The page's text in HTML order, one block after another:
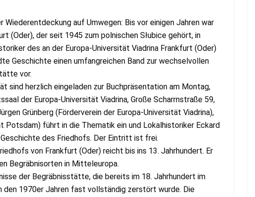
Wiederentdeckung auf Umwegen: Bis vor einigen Jahren war
(Oder), der seit 1945 zum polnischen Słubice gehört, in
des an der Europa-Universität Viadrina Frankfurt (Oder)
Geschichte einen umfangreichen Band zur wechselvollen
vor.
sind herzlich eingeladen zur Buchpräsentation am Montag,
der Europa-Universität Viadrina, Große Scharrnstraße 59,
Grünberg (Förderverein der Europa-Universität Viadrina),
Potsdam) führt in die Thematik ein und Lokalhistoriker Eckard
des Friedhofs. Der Eintritt ist frei.
von Frankfurt (Oder) reicht bis ins 13. Jahrhundert. Er
Begräbnisorten in Mitteleuropa.
der Begräbnisstätte, die bereits im 18. Jahrhundert im
den 1970er Jahren fast vollständig zerstört wurde. Die